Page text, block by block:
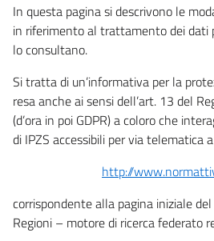
In questa pagina si descrivono le
in riferimento al trattamento dei dati
lo consultano.
Si tratta di un’informativa per la
resa anche ai sensi dell’art. 13 del
(d’ora in poi GDPR) a coloro che
di IPZS accessibili per via telematica
http://
corrispondente alla pagina iniziale
Regioni – motore di ricerca federato